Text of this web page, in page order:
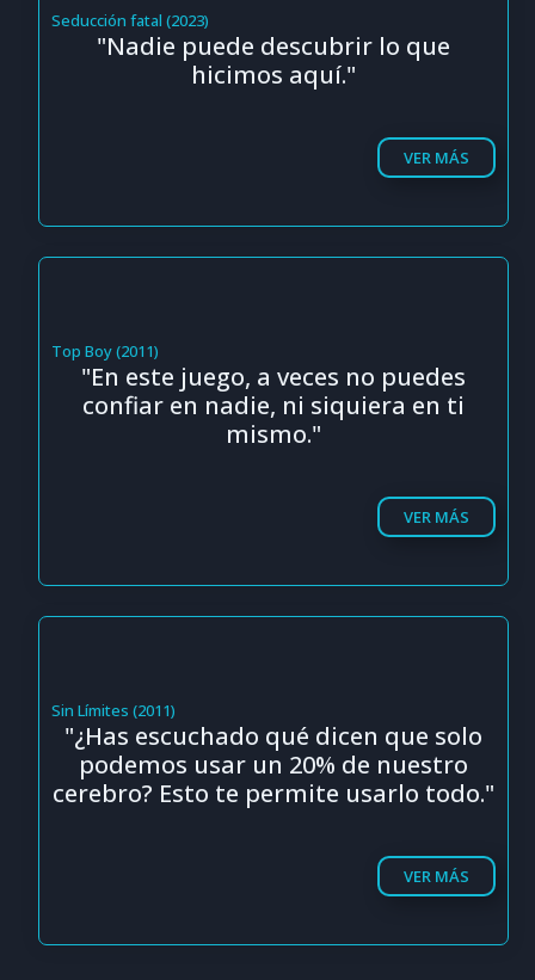
Seducción fatal (2023)
"Nadie puede descubrir lo que
hicimos aquí."
VER MÁS
Top Boy (2011)
"En este juego, a veces no puedes
confiar en nadie, ni siquiera en ti
mismo."
VER MÁS
Sin Límites (2011)
"¿Has escuchado qué dicen que solo
podemos usar un 20% de nuestro
cerebro? Esto te permite usarlo todo."
VER MÁS